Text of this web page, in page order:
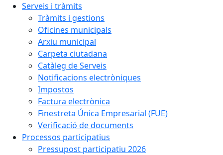
Serveis i tràmits
Tràmits i gestions
Oficines municipals
Arxiu municipal
Carpeta ciutadana
Catàleg de Serveis
Notificacions electròniques
Impostos
Factura electrònica
Finestreta Única Empresarial (FUE)
Verificació de documents
Processos participatius
Pressupost participatiu 2026